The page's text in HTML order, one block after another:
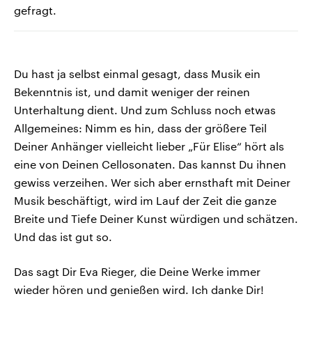
gefragt.
Du hast ja selbst einmal gesagt, dass Musik ein
Bekenntnis ist, und damit weniger der reinen
Unterhaltung dient. Und zum Schluss noch etwas
Allgemeines: Nimm es hin, dass der größere Teil
Deiner Anhänger vielleicht lieber „Für Elise“ hört als
eine von Deinen Cellosonaten. Das kannst Du ihnen
gewiss verzeihen. Wer sich aber ernsthaft mit Deiner
Musik beschäftigt, wird im Lauf der Zeit die ganze
Breite und Tiefe Deiner Kunst würdigen und schätzen.
Und das ist gut so.
Das sagt Dir Eva Rieger, die Deine Werke immer
wieder hören und genießen wird. Ich danke Dir!